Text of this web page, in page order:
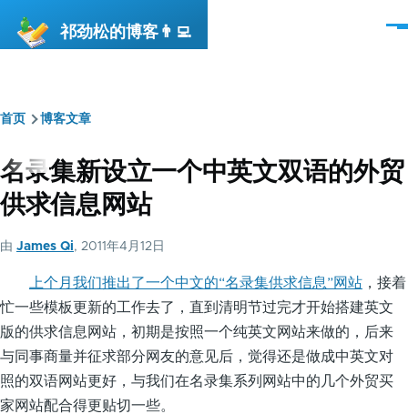
祁劲松的博客👨‍💻
菜
面
包
屑
首页 博客文章
名录集新设立一个中英文双语的外贸
供求信息网站
由 James Qi, 2011年4月12日
上个月我们推出了一个中文的“名录集供求信息”网站 ，接着
忙一些模板更新的工作去了，直到清明节过完才开始搭建英文
版的供求信息网站，初期是按照一个纯英文网站来做的，后来
与同事商量并征求部分网友的意见后，觉得还是做成中英文对
照的双语网站更好，与我们在名录集系列网站中的几个外贸买
家网站配合得更贴切一些。